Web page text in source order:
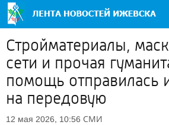
Стройматериалы,
сети и прочая
помощь отправилась
на передовую
12 мая 2026, 10:56 СМИ